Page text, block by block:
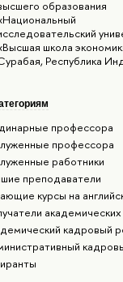
образования
школа
Республика
профессора
профессора
работники
преподаватели
курсы на
кадровый